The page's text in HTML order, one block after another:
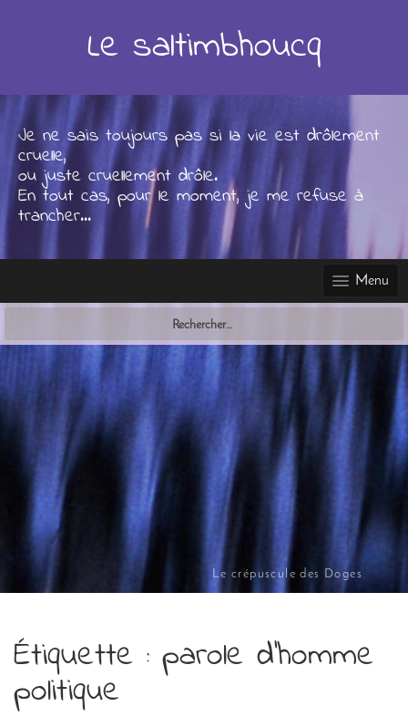
Le crépuscule des Doges
Le saltimbhoucq
Je ne sais toujours pas si la vie est drôlement
cruelle,
ou juste cruellement drôle.
En tout cas, pour le moment, je me refuse à
trancher...
Menu
Étiquette : parole d'homme
politique